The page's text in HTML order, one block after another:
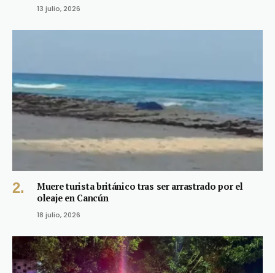
13 julio, 2026
Muere turista británico tras ser arrastrado por el
oleaje en Cancún
18 julio, 2026